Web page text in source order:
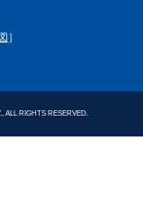
］
ALL RIGHTS RESERVED.